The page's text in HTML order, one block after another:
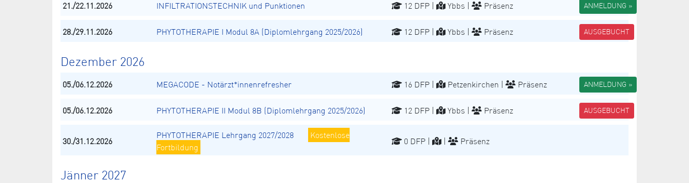
21./22.11.2026 INFILTRATIONSTECHNIK und Punktionen 12 DFP | Ybbs | Präsenz ANMELDUNG »
28./29.11.2026 PHYTOTHERAPIE I Modul 8A (Diplomlehrgang 2025/2026) 12 DFP | Ybbs | Präsenz AUSGEBUCHT
Dezember 2026
05./06.12.2026 MEGACODE - Notärzt*innenrefresher 16 DFP | Petzenkirchen | Präsenz ANMELDUNG »
05./06.12.2026 PHYTOTHERAPIE II Modul 8B (Diplomlehrgang 2025/2026) 12 DFP | Ybbs | Präsenz AUSGEBUCHT
30./31.12.2026
PHYTOTHERAPIE Lehrgang 2027/2028
Kostenlose
Fortbildung
0 DFP | | Präsenz
Jänner 2027